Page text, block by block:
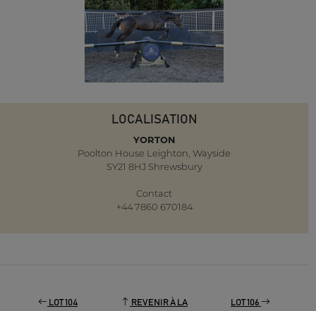
LOCALISATION
YORTON
Poolton House Leighton, Wayside
SY21 8HJ Shrewsbury
Contact
+44 7860 670184
LOT 104
REVENIR À LA
LOT 106